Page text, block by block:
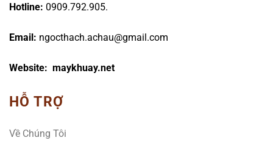
Hotline: 0909.792.905.
Email: ngocthach.achau@gmail.com
Website: maykhuay.net
HỖ TRỢ
Về Chúng Tôi